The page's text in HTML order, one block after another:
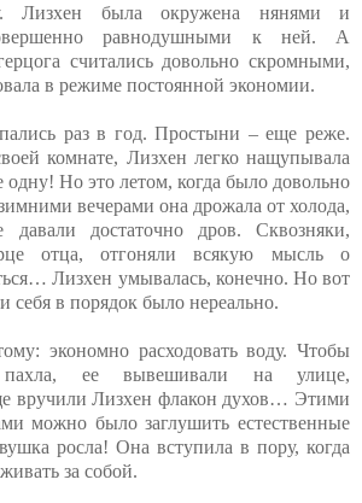
Лизхен была окружена нянями и
равнодушными к ней. А
считались довольно скромными,
в режиме постоянной экономии.
раз в год. Простыни – еще реже.
комнате, Лизхен легко нащупывала
Но это летом, когда было довольно
вечерами она дрожала от холода,
достаточно дров. Сквозняки,
отца, отгоняли всякую мысль о
Лизхен умывалась, конечно. Но вот
себя в порядок было нереально.
экономно расходовать воду. Чтобы
ее вывешивали на улице,
вручили Лизхен флакон духов… Этими
можно было заглушить естественные
росла! Она вступила в пору, когда
за собой.